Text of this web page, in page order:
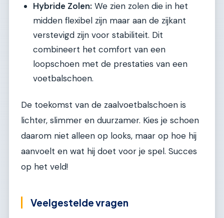
Hybride Zolen: We zien zolen die in het
midden flexibel zijn maar aan de zijkant
verstevigd zijn voor stabiliteit. Dit
combineert het comfort van een
loopschoen met de prestaties van een
voetbalschoen.
De toekomst van de zaalvoetbalschoen is
lichter, slimmer en duurzamer. Kies je schoen
daarom niet alleen op looks, maar op hoe hij
aanvoelt en wat hij doet voor je spel. Succes
op het veld!
Veelgestelde vragen